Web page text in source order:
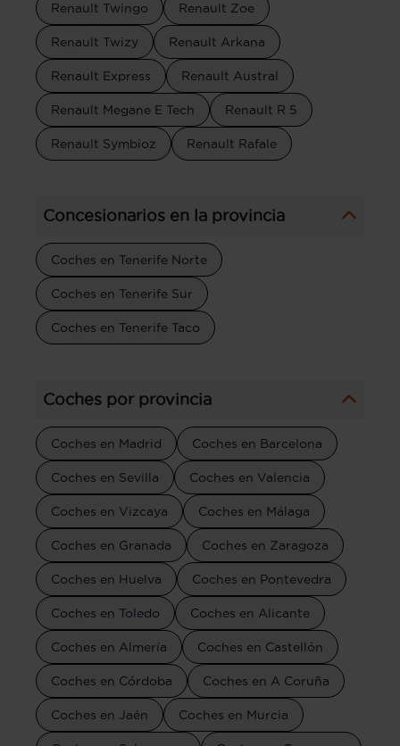
Renault Twingo Renault Zoe
Renault Twizy Renault Arkana
Renault Express Renault Austral
Renault Megane E Tech Renault R 5
Renault Symbioz Renault Rafale
Concesionarios en la provincia
Coches en Tenerife Norte
Coches en Tenerife Sur
Coches en Tenerife Taco
Coches por provincia
Coches en Madrid Coches en Barcelona
Coches en Sevilla Coches en Valencia
Coches en Vizcaya Coches en Málaga
Coches en Granada Coches en Zaragoza
Coches en Huelva Coches en Pontevedra
Coches en Toledo Coches en Alicante
Coches en Almería Coches en Castellón
Coches en Córdoba Coches en A Coruña
Coches en Jaén Coches en Murcia